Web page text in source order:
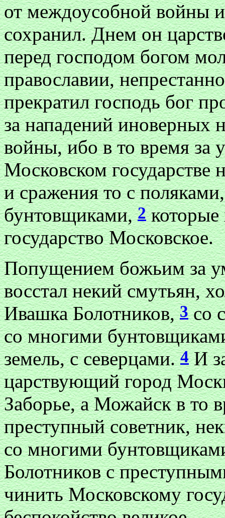
от междоусобной войны
сохранил. Днем он
перед господом богом
православии,
прекратил господь бог
за нападений иноверных
войны, ибо в то время за
Московском государстве
и сражения то с
бунтовщиками,2которые
государство Московское.
Попущением божьим за
восстал некий смутьян,
Ивашка Болотников,3со
со многими
земель, с северцами.4И
царствующий город
Заборье, а Можайск в то
преступный советник,
со многими
Болотников с
чинить Московскому